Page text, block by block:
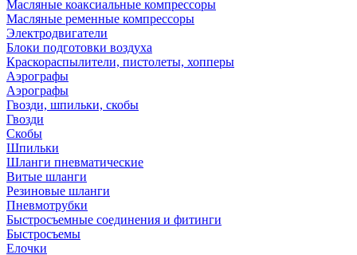
Масляные коаксиальные компрессоры
Масляные ременные компрессоры
Электродвигатели
Блоки подготовки воздуха
Краскораспылители, пистолеты, хопперы
Аэрографы
Аэрографы
Гвозди, шпильки, скобы
Гвозди
Скобы
Шпильки
Шланги пневматические
Витые шланги
Резиновые шланги
Пневмотрубки
Быстросъемные соединения и фитинги
Быстросъемы
Елочки